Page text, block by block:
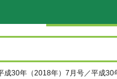
成30年（2018年）7月号／平成30